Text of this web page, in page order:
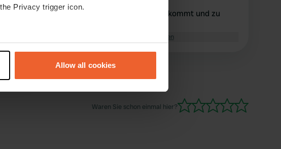
Privacy trigger icon.
to within several meters
in the
and to analyse our traffic. We also share
partners who may combine it with
use of their services.
Allow all cookies
Zu teuer für das, was man bekommt und zu
Original anzeigen
Waren Sie schon einmal hier?